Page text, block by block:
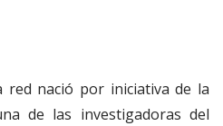
red nació por iniciativa de la
de las investigadoras del